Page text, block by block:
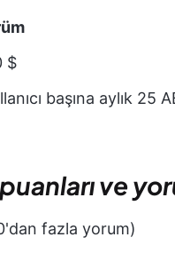
$
başına aylık 25
ve
fazla yorum)